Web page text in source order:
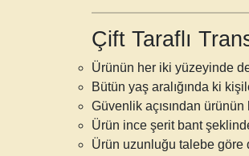
Çift Taraflı
Ürünün her iki yüzeyinde
Bütün yaş aralığında ki
Güvenlik açısından
Ürün ince şerit bant
Ürün uzunluğu talebe göre